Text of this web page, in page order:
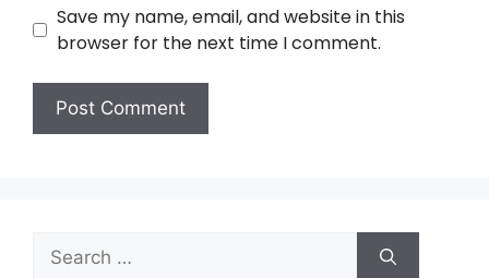
Save my name, email, and website in this
browser for the next time I comment.